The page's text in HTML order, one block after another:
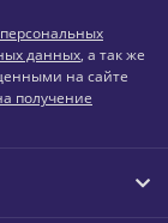
данных, а так же
на сайте
получение